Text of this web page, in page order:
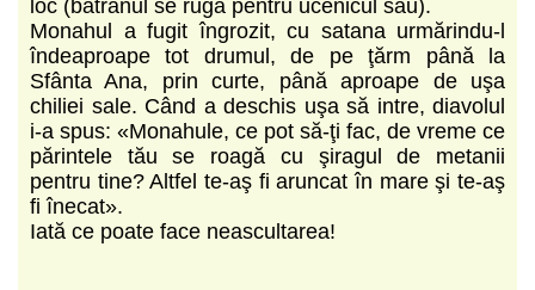
loc (bătrânul se ruga pentru ucenicul său).
Monahul a fugit îngrozit, cu satana urmărindu-l
îndeaproape tot drumul, de pe ţărm până la
Sfânta Ana, prin curte, până aproape de uşa
chiliei sale. Când a deschis uşa să intre, diavolul
i-a spus: «Monahule, ce pot să-ţi fac, de vreme ce
părintele tău se roagă cu şiragul de metanii
pentru tine? Altfel te-aş fi aruncat în mare şi te-aş
fi înecat».
Iată ce poate face neascultarea!